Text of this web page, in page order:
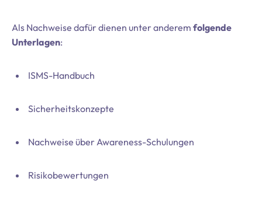
Als Nachweise dafür dienen unter anderem folgende
Unterlagen:
ISMS-Handbuch
Sicherheitskonzepte
Nachweise über Awareness-Schulungen
Risikobewertungen